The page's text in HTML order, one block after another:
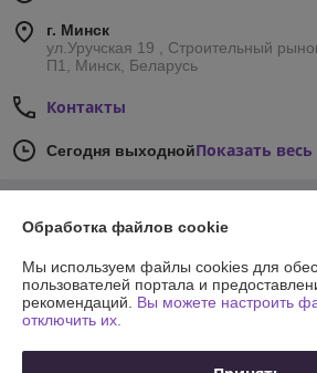
г. Минск
ул.Уручская 19 , Строительный
П1, Минск, Беларусь
Контакты
Сегодня выходнойПоказать
Отзывы о магазине
196 отзывов за всё время
Иван
Обработка файлов cookie
Мы используем файлы cookies для
пользователей портала и
рекомендаций. Вы можете настроить
отключить их.